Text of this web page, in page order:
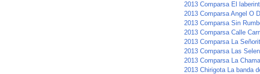
2013 Comparsa El
2013 Comparsa Angel O
2013 Comparsa Sin
2013 Comparsa Calle
2013 Comparsa La
2013 Comparsa Las
2013 Comparsa La
2013 Chirigota La banda